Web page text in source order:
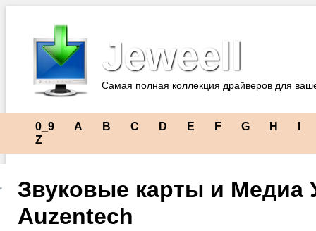
Jeweell
Самая полная коллекция драйверов для
0_9 A B C D E F G H
Z
Звуковые карты и Медиа
Auzentech